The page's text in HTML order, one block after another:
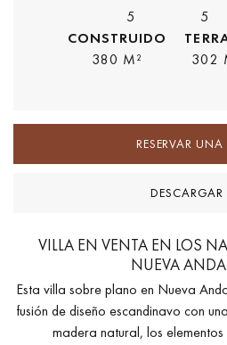
5
5
CONSTRUIDO
380 M²
302
RESERVAR
DESCARGAR
VILLA EN VENTA EN LOS
NUEVA
Esta villa sobre plano en Nueva
fusión de diseño escandinavo con
madera natural, los